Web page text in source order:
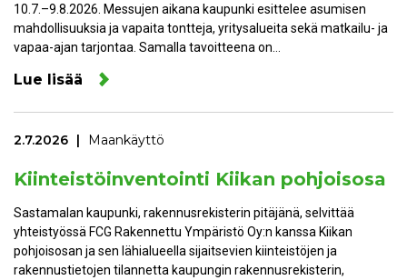
10.7.–9.8.2026. Messujen aikana kaupunki esittelee asumisen
mahdollisuuksia ja vapaita tontteja, yritysalueita sekä matkailu- ja
vapaa-ajan tarjontaa. Samalla tavoitteena on…
Lue lisää
2.7.2026 Maankäyttö
Kiinteistöinventointi Kiikan pohjoisosa
Sastamalan kaupunki, rakennusrekisterin pitäjänä, selvittää
yhteistyössä FCG Rakennettu Ympäristö Oy:n kanssa Kiikan
pohjoisosan ja sen lähialueella sijaitsevien kiinteistöjen ja
rakennustietojen tilannetta kaupungin rakennusrekisterin,